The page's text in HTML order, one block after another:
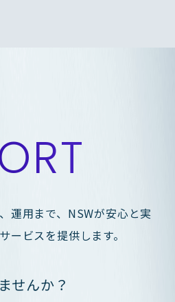
運用まで、NSWが安心と実
ービスを提供します。
せんか？